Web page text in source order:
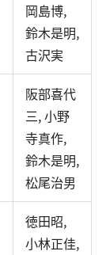
岡島博,
鈴木是明,
古沢実
阪部喜代
三, 小野
寺真作,
鈴木是明,
松尾治男
徳田昭,
小林正佳,